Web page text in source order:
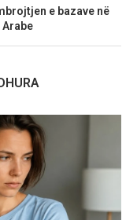
e bazave në